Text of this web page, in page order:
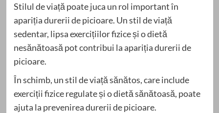
Stilul de viață poate juca un rol important în
apariția durerii de picioare. Un stil de viață
sedentar, lipsa exercițiilor fizice și o dietă
nesănătoasă pot contribui la apariția durerii de
picioare.
În schimb, un stil de viață sănătos, care include
exerciții fizice regulate și o dietă sănătoasă, poate
ajuta la prevenirea durerii de picioare.